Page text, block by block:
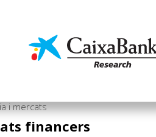
Economia i
i mercats
financers